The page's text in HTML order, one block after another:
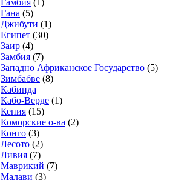
Гана (5)
Джибути (1)
Египет (30)
Заир (4)
Замбия (7)
Западно Африканское Государство (5)
Зимбабве (8)
Кабинда
Кабо-Верде (1)
Кения (15)
Коморские о-ва (2)
Конго (3)
Лесото (2)
Ливия (7)
Маврикий (7)
Малави (3)